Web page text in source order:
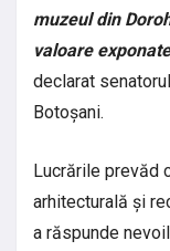
muzeul din
valoare
declarat
Botoșani.
Lucrările prevăd
arhitecturală și
a răspunde